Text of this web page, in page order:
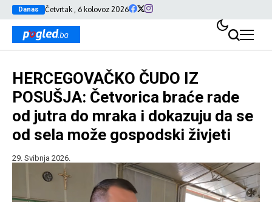
Danas Četvrtak , 6 kolovoz 2026
HERCEGOVAČKO ČUDO IZ
POSUŠJA: Četvorica braće rade
od jutra do mraka i dokazuju da se
od sela može gospodski živjeti
29. Svibnja 2026.